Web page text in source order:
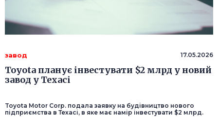
завод 17.05.2026
Toyota планує інвестувати $2 млрд у новий
завод у Техасі
Toyota Motor Corp. подала заявку на будівництво нового
підприємства в Техасі, в яке має намір інвестувати $2 млрд.